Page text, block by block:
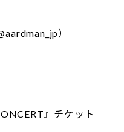
）
』チケット